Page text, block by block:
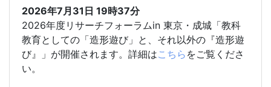
2026年7月31日 19時37分
2026年度リサーチフォーラムin 東京・成城「教科
教育としての「造形遊び」と、それ以外の『造形遊
び』」が開催されます。詳細はこちら をご覧くださ
い。